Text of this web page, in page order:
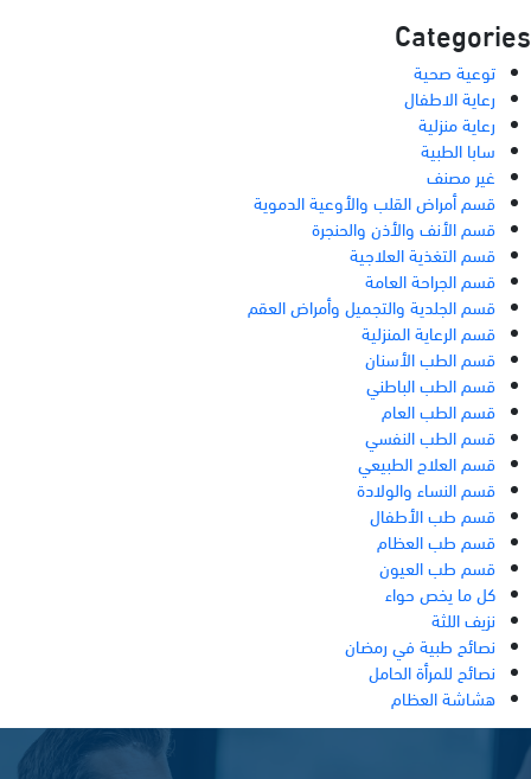
Categories
توعية صحية
رعاية الاطفال
رعاية منزلية
سابا الطبية
غير مصنف
قسم أمراض القلب والأوعية الدموية
قسم الأنف والأذن والحنجرة
قسم التغذية العلاجية
قسم الجراحة العامة
قسم الجلدية والتجميل وأمراض العقم
قسم الرعاية المنزلية
قسم الطب الأسنان
قسم الطب الباطني
قسم الطب العام
قسم الطب النفسي
قسم العلاج الطبيعي
قسم النساء والولادة
قسم طب الأطفال
قسم طب العظام
قسم طب العيون
كل ما يخص حواء
نزيف اللثة
نصائح طبية في رمضان
نصائح للمرأة الحامل
هشاشة العظام